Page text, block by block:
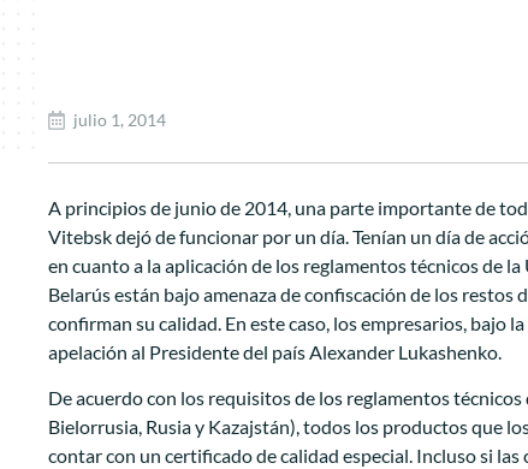
julio 1, 2014
A principios de junio de 2014, una parte importante de
Vitebsk dejó de funcionar por un día. Tenían un día de
en cuanto a la aplicación de los reglamentos técnicos de
Belarús están bajo amenaza de confiscación de los
confirman su calidad. En este caso, los empresarios, bajo
apelación al Presidente del país Alexander Lukashenko.
De acuerdo con los requisitos de los reglamentos
Bielorrusia, Rusia y Kazajstán), todos los productos que
contar con un certificado de calidad especial. Incluso si